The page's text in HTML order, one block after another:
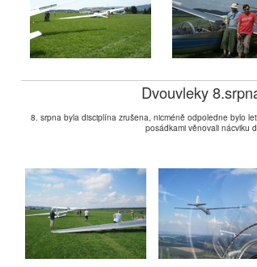
Dvouvleky
8. srpna byla disciplína zrušena, nicméně odpoledne bylo
posádkami věnovali nácviku